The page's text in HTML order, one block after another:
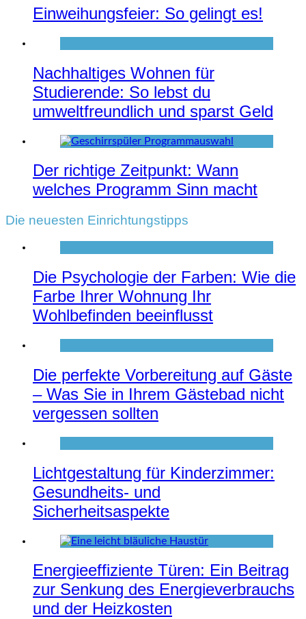
Einweihungsfeier: So gelingt es!
Nachhaltiges Wohnen für
Studierende: So lebst du
umweltfreundlich und sparst Geld
Der richtige Zeitpunkt: Wann
welches Programm Sinn macht
Die neuesten Einrichtungstipps
Die Psychologie der Farben: Wie die
Farbe Ihrer Wohnung Ihr
Wohlbefinden beeinflusst
Die perfekte Vorbereitung auf Gäste
– Was Sie in Ihrem Gästebad nicht
vergessen sollten
Lichtgestaltung für Kinderzimmer:
Gesundheits- und
Sicherheitsaspekte
Energieeffiziente Türen: Ein Beitrag
zur Senkung des Energieverbrauchs
und der Heizkosten